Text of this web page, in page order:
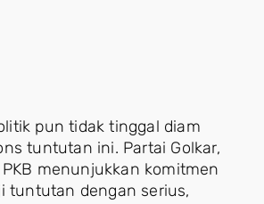
pun tidak tinggal diam
tuntutan ini. Partai Golkar,
menunjukkan komitmen
tuntutan dengan serius,